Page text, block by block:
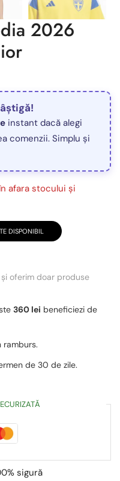
2026
instant dacă alegi
comenzii. Simplu și
afara stocului și
DISPONIBIL
oferim doar produse
360 lei beneficiezi de
ramburs.
de 30 de zile.
sigură